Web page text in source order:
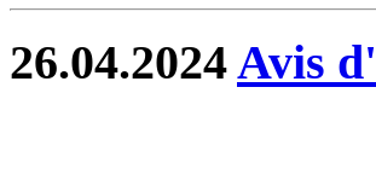
26.04.2024Avis